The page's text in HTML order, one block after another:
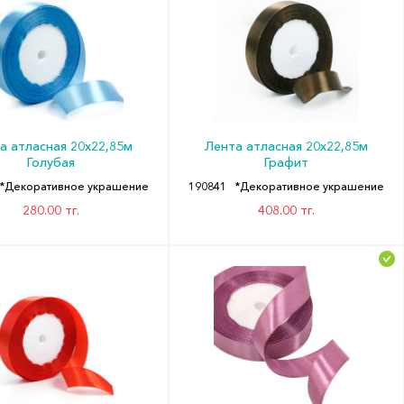
атласная 20х22,85м
Голубая
*Декоративное украшение
280.00 тг.
Лента атласная 20х22,85м
Графит
190841 *Декоративное украшение
408.00 тг.